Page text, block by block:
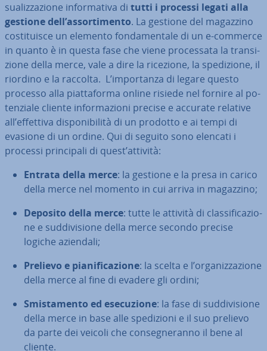
sua­liz­za­zio­ne in­for­ma­ti­va di tutti i processi legati alla
gestione dell’as­sor­ti­men­to. La gestione del magazzino
co­sti­tui­sce un elemento fon­da­men­ta­le di un e-commerce
in quanto è in questa fase che viene pro­ces­sa­ta la tran­si­
zio­ne della merce, vale a dire la ricezione, la spe­di­zio­ne, il
riordino e la raccolta. L’im­por­tan­za di legare questo
processo alla piat­ta­for­ma online risiede nel fornire al po­
ten­zia­le cliente in­for­ma­zio­ni precise e accurate relative
all’effettiva di­spo­ni­bi­li­tà di un prodotto e ai tempi di
evasione di un ordine. Qui di seguito sono elencati i
processi prin­ci­pa­li di quest’attività:
Entrata della merce: la gestione e la presa in carico
della merce nel momento in cui arriva in magazzino;
Deposito della merce: tutte le attività di clas­si­fi­ca­zio­
ne e sud­di­vi­sio­ne della merce secondo precise
logiche aziendali;
Prelievo e pia­ni­fi­ca­zio­ne: la scelta e l’or­ga­niz­za­zio­ne
della merce al fine di evadere gli ordini;
Smi­sta­men­to ed ese­cu­zio­ne: la fase di sud­di­vi­sio­ne
della merce in base alle spe­di­zio­ni e il suo prelievo
da parte dei veicoli che con­se­gne­ran­no il bene al
cliente.